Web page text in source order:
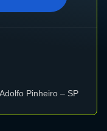
Pinheiro – SP